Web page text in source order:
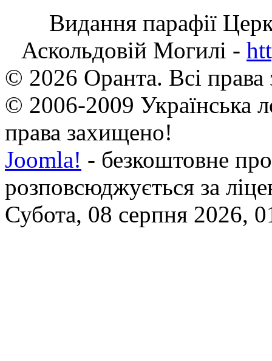
Видання парафії
Аскольдовій Могилі -
© 2026 Оранта. Всі
© 2006-2009 Українська
права захищено!
Joomla! - безкоштовне
розповсюджується за
Субота, 08 серпня 2026,